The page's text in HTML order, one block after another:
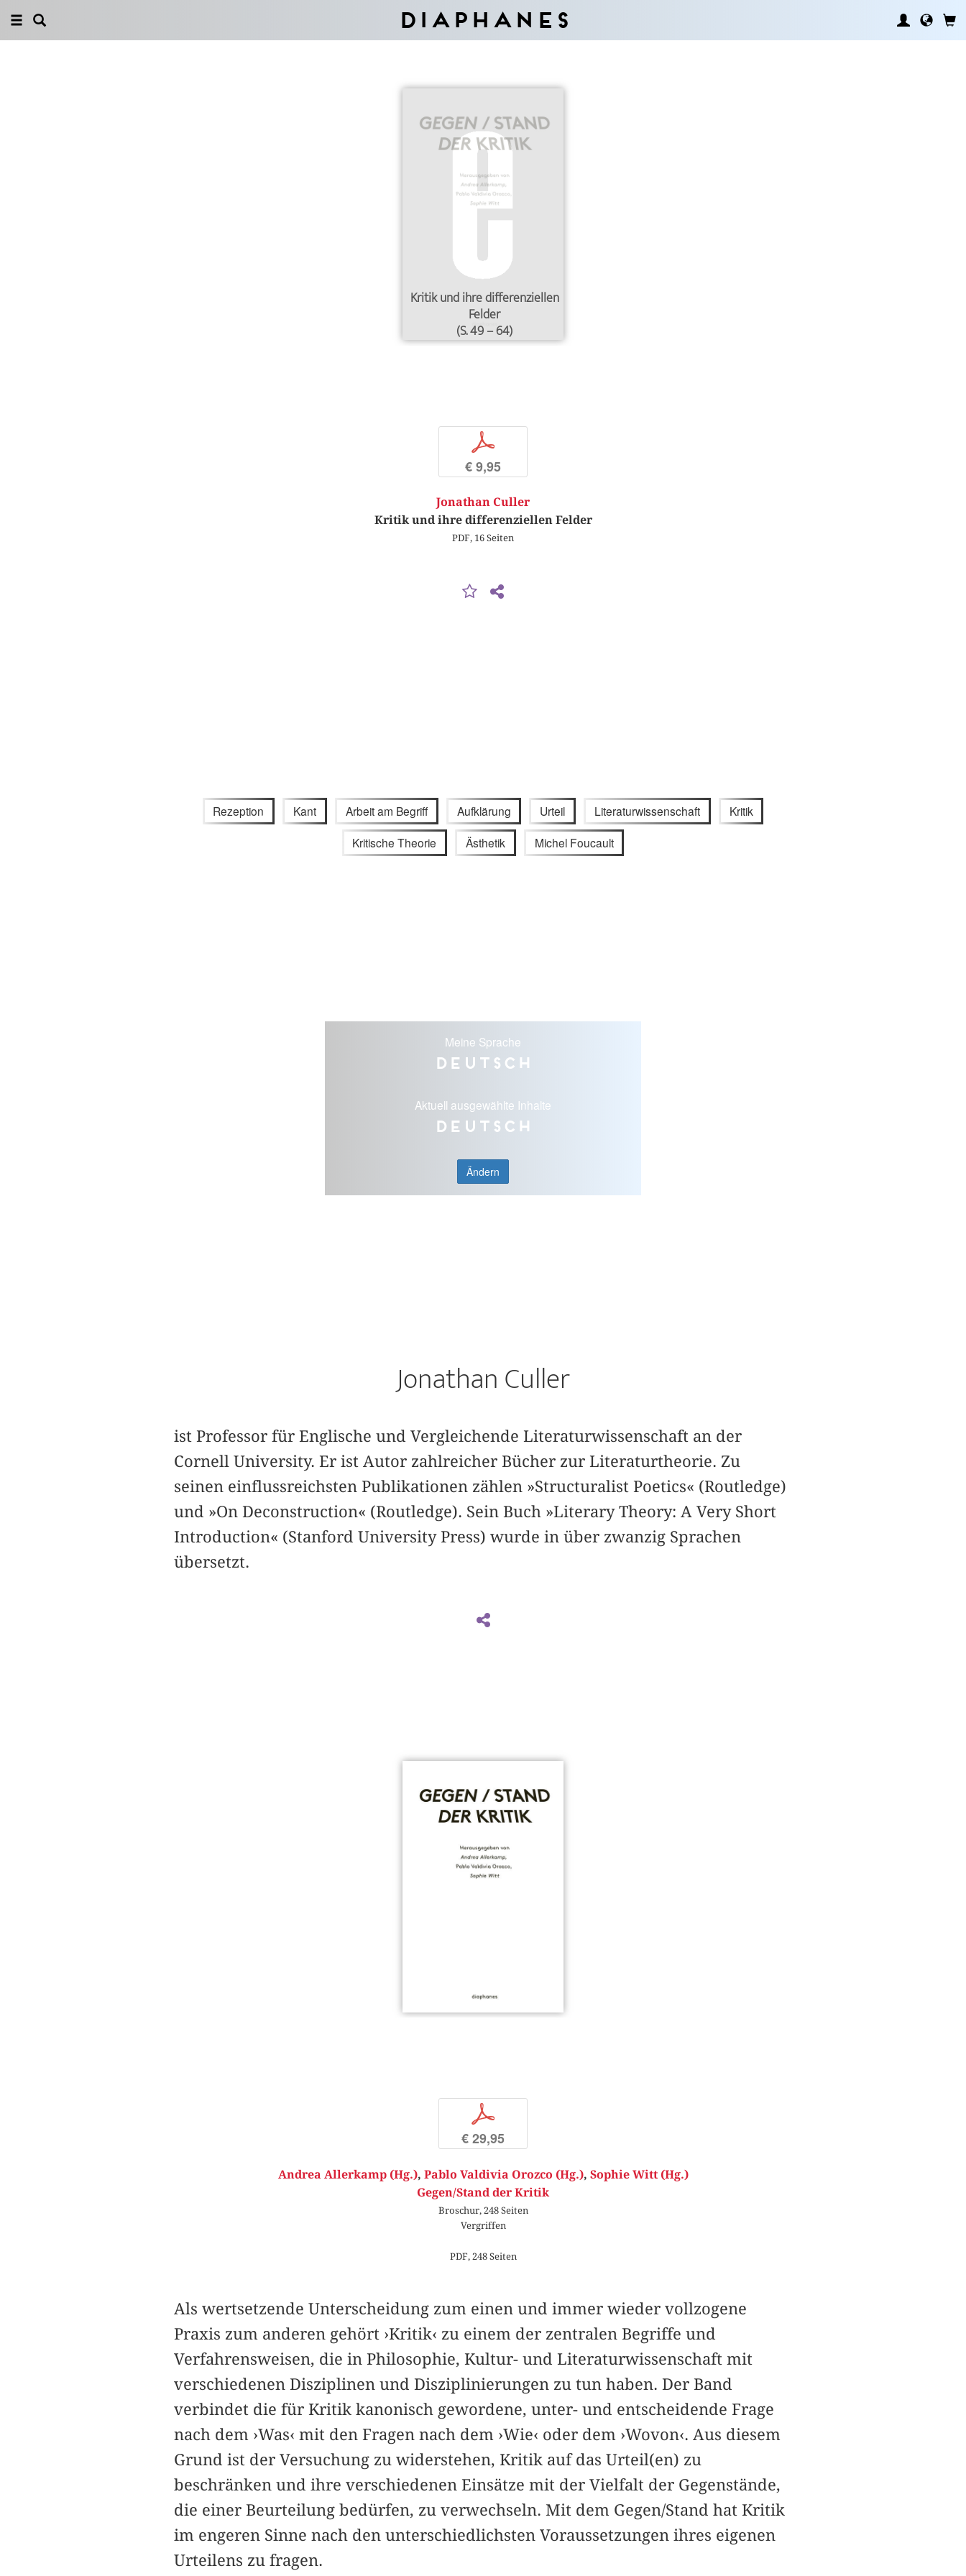
Diaphanes
Kritik und ihre differenziellen
Felder
(S. 49 – 64)
p
€ 9,95
Jonathan Culler
Kritik und ihre differenziellen Felder
PDF, 16 Seiten
Rezeption Kant Arbeit am Begriff Aufklärung Urteil Literaturwissenschaft Kritik
Kritische Theorie Ästhetik Michel Foucault
Meine Sprache
Deutsch
Aktuell ausgewählte Inhalte
Deutsch
Ändern
Jonathan Culler
ist Professor für Englische und Vergleichende Literaturwissenschaft an der
Cornell University. Er ist Autor zahlreicher Bücher zur Literaturtheorie. Zu
seinen einflussreichsten Publikationen zählen »Structuralist Poetics« (Routledge)
und »On Deconstruction« (Routledge). Sein Buch »Literary Theory: A Very Short
Introduction« (Stanford University Press) wurde in über zwanzig Sprachen
übersetzt.
p
€ 29,95
Andrea Allerkamp (Hg.), Pablo Valdivia Orozco (Hg.), Sophie Witt (Hg.)
Gegen/Stand der Kritik
Broschur, 248 Seiten
Vergriffen
PDF, 248 Seiten
Als wertsetzende Unterscheidung zum einen und immer wieder vollzogene
Praxis zum anderen gehört ›Kritik‹ zu einem der zentralen Begriffe und
Verfahrensweisen, die in Philosophie, Kultur- und Literaturwissenschaft mit
verschiedenen Disziplinen und Disziplinierungen zu tun haben. Der Band
verbindet die für Kritik kanonisch gewordene, unter- und entscheidende Frage
nach dem ›Was‹ mit den Fragen nach dem ›Wie‹ oder dem ›Wovon‹. Aus diesem
Grund ist der Versuchung zu widerstehen, Kritik auf das Urteil(en) zu
beschränken und ihre verschiedenen Einsätze mit der Vielfalt der Gegenstände,
die einer Beurteilung bedürfen, zu verwechseln. Mit dem Gegen/Stand hat Kritik
im engeren Sinne nach den unterschiedlichsten Voraussetzungen ihres eigenen
Urteilens zu fragen.